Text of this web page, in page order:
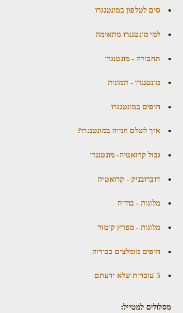
סים לטלפון במונטנגרו
למי מונטנגרו מתאימה
תחבורה - מונטנגרו
מונטנגרו - תמונות
חופים במונטנגרו
איך לשלם חנייה במונטנגרו?
גבול קרואטיה- מונטנגרו
דוברובניק - קרואטיה
מלונות - בודוה
מלונות - מפרץ קוטור
חופים מומלצים בבודוה
5 עובדות שלא ידעתם
מסלולים למטייל: